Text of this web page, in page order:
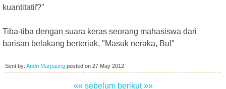
kuantitatif?"
Tiba-tiba dengan suara keras seorang mahasiswa dari
barisan belakang berteriak, "Masuk neraka, Bu!"
Sent by: Andri Marpaung posted on 27 May 2012
«« sebelum berikut »»